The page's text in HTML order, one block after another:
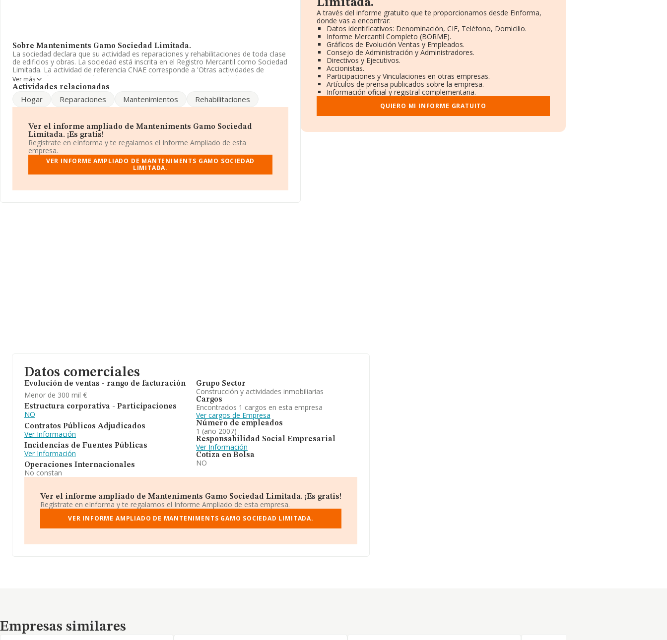
Sobre Manteniments Gamo Sociedad Limitada.
La sociedad declara que su actividad es reparaciones y rehabilitaciones de toda clase
de edificios y obras. La sociedad está inscrita en el Registro Mercantil como Sociedad
Limitada. La actividad de referencia CNAE corresponde a 'Otras actividades de
construcción especializada n.c.o.p.', cuyo Código es 4399. La sociedad no tiene
actividad en mercados exteriores.
Teniendo en cuenta la información a disposición de INFORMA, ha contado con un
número de empleados inferior a la media de sector.
La empresa Manteniments Gamo Sociedad Limitada, CIF B43885649, se
encuentra en Calle Dali Clara núm. 7, (43006), Tarragona, Cataluña.
En relación con el sector y disponiendo de los datos de hasta 41.135 empresas, en el
ámbito nacional la facturación alcanza la cifra de 15.864 millones de euros y en 2007
la media de facturación de ventas entre todas las compañías alcanza los 385 mil
euros. En cuanto a la información relativa a la provincia de Tarragona, en la base de
138 millones de euros. Para aportar ulterior información de interés en el ámbito
Ver más
Actividades relacionadas
Hogar Reparaciones Mantenimientos Rehabilitaciones
Ver el informe ampliado de Manteniments Gamo Sociedad
Limitada. ¡Es gratis!
Regístrate en eInforma y te regalamos el Informe Ampliado de esta
empresa.
VER INFORME AMPLIADO DE MANTENIMENTS GAMO SOCIEDAD
LIMITADA.
Limitada.
A través del informe gratuito que te proporcionamos desde Einforma,
donde vas a encontrar:
Datos identificativos: Denominación, CIF, Teléfono, Domicilio.
Informe Mercantil Completo (BORME).
Gráficos de Evolución Ventas y Empleados.
Consejo de Administración y Administradores.
Directivos y Ejecutivos.
Accionistas.
Participaciones y Vinculaciones en otras empresas.
Artículos de prensa publicados sobre la empresa.
Información oficial y registral complementaria.
QUIERO MI INFORME GRATUITO
Datos comerciales
Evolución de ventas - rango de facturación
Menor de 300 mil €
Estructura corporativa - Participaciones
NO
Contratos Públicos Adjudicados
Ver Información
Incidencias de Fuentes Públicas
Ver Información
Operaciones Internacionales
No constan
Grupo Sector
Construcción y actividades inmobiliarias
Cargos
Encontrados 1 cargos en esta empresa
Ver cargos de Empresa
Número de empleados
1 (año 2007)
Responsabilidad Social Empresarial
Ver Información
Cotiza en Bolsa
NO
Ver el informe ampliado de Manteniments Gamo Sociedad Limitada. ¡Es gratis!
Regístrate en eInforma y te regalamos el Informe Ampliado de esta empresa.
VER INFORME AMPLIADO DE MANTENIMENTS GAMO SOCIEDAD LIMITADA.
Empresas similares
Empresas similares